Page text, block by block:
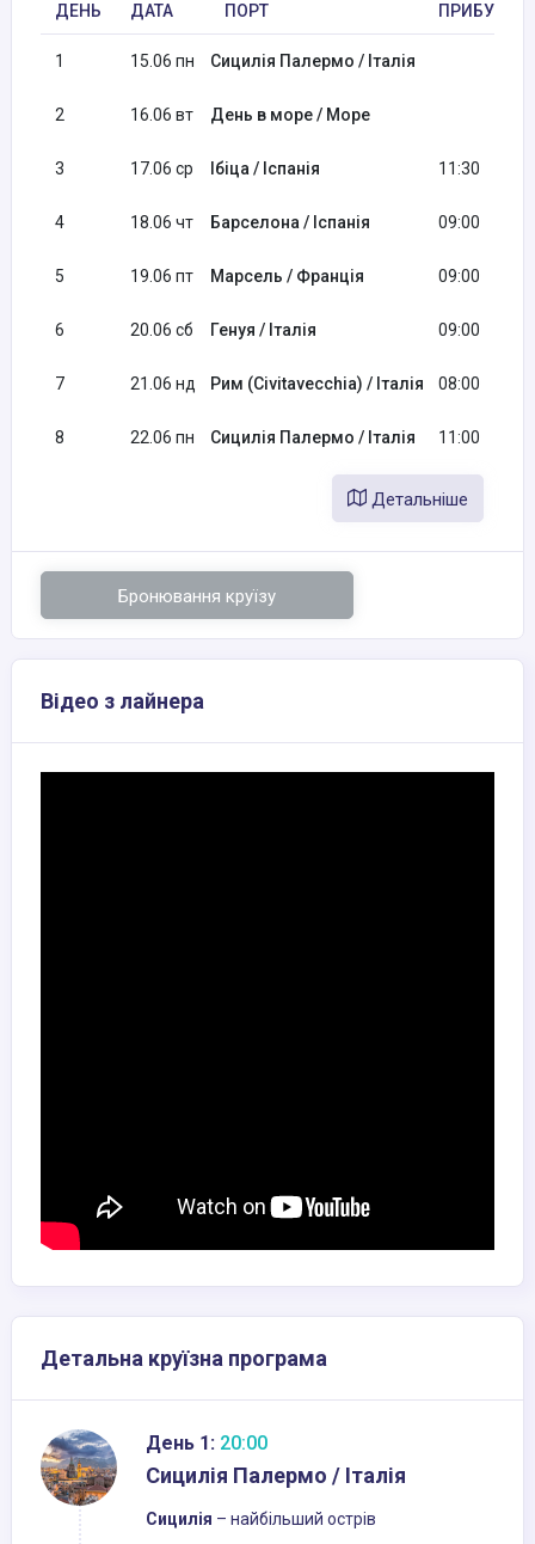
ДЕНЬ ДАТА ПОРТ ПРИБУТТЯ
1 15.06 пн Сицилія Палермо / Італія
2 16.06 вт День в море / Море
3 17.06 ср Ібіца / Іспанія 11:30
4 18.06 чт Барселона / Іспанія 09:00
5 19.06 пт Марсель / Франція 09:00
6 20.06 сб Генуя / Італія 09:00
7 21.06 нд Рим (Civitavecchia) / Італія 08:00
8 22.06 пн Сицилія Палермо / Італія 11:00
Детальніше
Бронювання круїзу
Відео з лайнера
Детальна круїзна програма
День 1: 20:00
Сицилія Палермо / Італія
Сицилія – найбільший острів